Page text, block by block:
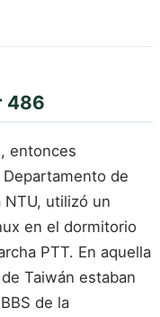
486
entonces
de
NTU, utilizó un
en el dormitorio
PTT. En aquella
Taiwán estaban
de la